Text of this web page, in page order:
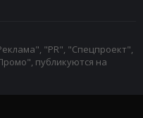
"PR", "Спецпроект",
публикуются на